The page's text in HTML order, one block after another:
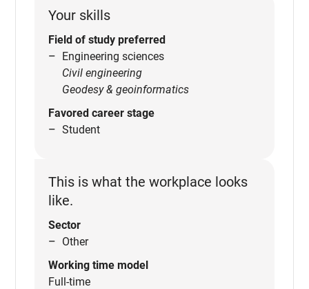
Your skills
Field of study preferred
Engineering sciences
Civil engineering
Geodesy & geoinformatics
Favored career stage
Student
This is what the workplace looks
like.
Sector
Other
Working time model
Full-time